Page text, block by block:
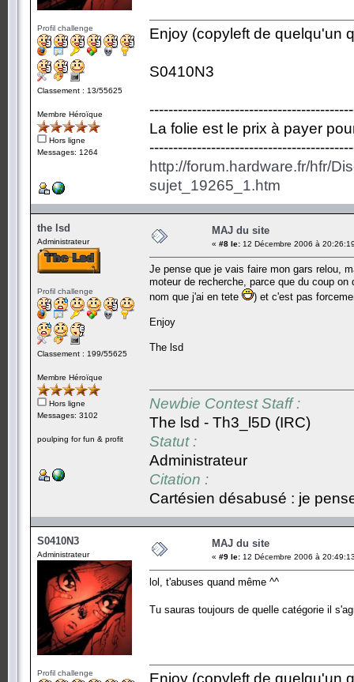
Profil challenge
Classement : 13/55625
Membre Héroïque
Hors ligne
Messages: 1264
Enjoy (copyleft de quelqu'un
S0410N3
La folie est le prix à payer
http://forum.hardware.fr/hfr/
sujet_19265_1.htm
the lsd
Administrateur
Profil challenge
Classement : 199/55625
Membre Héroïque
Hors ligne
Messages: 3102
poulping for fun & profit
MAJ du site
« #8 le: 12 Décembre 2006 à
Je pense que je vais faire mon gars relou,
moteur de recherche, parce que du coup
nom que j'ai en tete
) et c'est pas
Enjoy
The lsd
Newbie Contest Staff :
The lsd - Th3_l5D (IRC)
Statut :
Administrateur
Citation :
Cartésien désabusé : je
S0410N3
Administrateur
Profil challenge
MAJ du site
« #9 le: 12 Décembre 2006 à
lol, t'abuses quand même ^^
Tu sauras toujours de quelle catégorie il
Enjoy (copyleft de quelqu'un